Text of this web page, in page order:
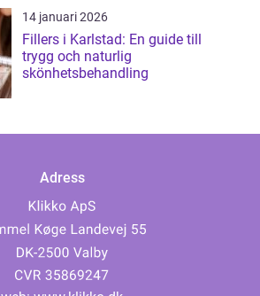
14 januari 2026
Fillers i Karlstad: En guide till
trygg och naturlig
skönhetsbehandling
Adress